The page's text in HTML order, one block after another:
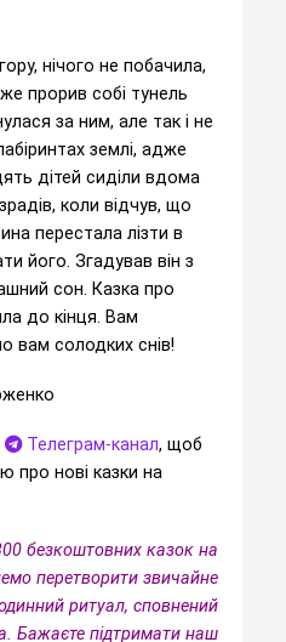
нічого не побачила,
прорив собі тунель
за ним, але так і не
землі, адже
дітей сиділи вдома
коли відчув, що
перестала лізти в
його. Згадував він з
сон. Казка про
до кінця. Вам
вам солодких снів!
Телеграм-канал, щоб
про нові казки на
безкоштовних казок на
перетворити звичайне
ритуал, сповнений
Бажаєте підтримати наш